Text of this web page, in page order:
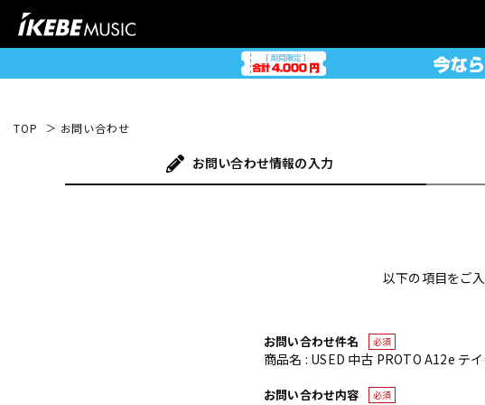
TOP お問い合わせ
お問い合わせ情報の入力
以下の項目をご
お問い合わせ件名 必須
商品名 : USED 中古 PROTO A12e テ
お問い合わせ内容 必須